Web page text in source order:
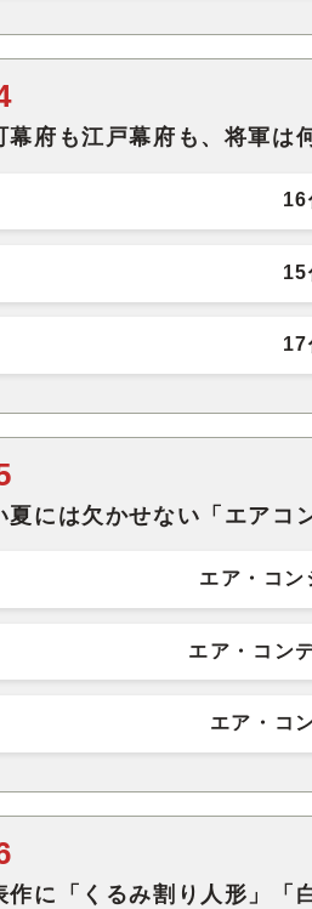
幕府も江戸幕府も、将軍は
16
15
17
夏には欠かせない「エアコ
エア・コン
エア・コン
エア・コ
作に「くるみ割り人形」「